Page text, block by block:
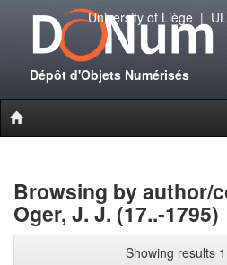
Dépôt d'Objets Numérisés
University of Liège|
Browsing by author/
Oger, J. J. (17..-1795)
Showing results